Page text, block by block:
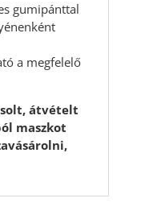
gumipánttal
a megfelelő
átvételt
maszkot